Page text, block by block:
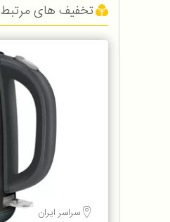
تخفیف های مرتبط
سراسر ایران